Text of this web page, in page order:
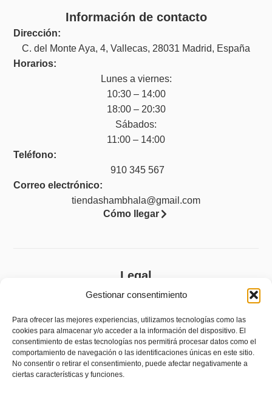
Gestionar consentimiento
Para ofrecer las mejores experiencias, utilizamos tecnologías como las
cookies para almacenar y/o acceder a la información del dispositivo. El
consentimiento de estas tecnologías nos permitirá procesar datos como el
comportamiento de navegación o las identificaciones únicas en este sitio.
No consentir o retirar el consentimiento, puede afectar negativamente a
ciertas características y funciones.
Información de contacto
Dirección:
C. del Monte Aya, 4, Vallecas, 28031 Madrid, España
Horarios:
Lunes a viernes:
10:30 – 14:00
18:00 – 20:30
Sábados:
11:00 – 14:00
Teléfono:
910 345 567
Correo electrónico:
tiendashambhala@gmail.com
Cómo llegar
Legal
Aviso legal
Política de privacidad
Política de cookies (UE)
Accesibilidad
Política de devoluciones y reembolsos